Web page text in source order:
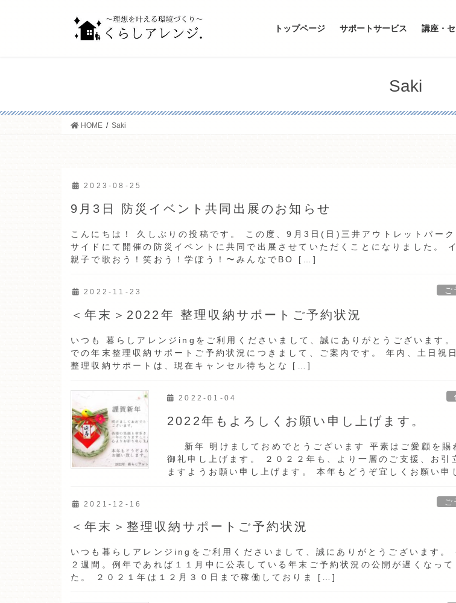
トップページ サポートサービス 講座・
Saki
HOME Saki
2023-08-25
9月3日 防災イベント共同出展のお知らせ
こんにちは！ 久しぶりの投稿です。 この度、9月3日(日)三井アウトレットパーク
サイドにて開催の防災イベントに共同で出展させていただくことになりました。
親子で歌おう！笑おう！学ぼう！〜みんなでBO […]
2022-11-23
＜年末＞2022年 整理収納サポートご予約状況
いつも 暮らしアレンジingをご利用くださいまして、誠にありがとうございます
での年末整理収納サポートご予約状況につきまして、ご案内です。 年内、土日祝
整理収納サポートは、現在キャンセル待ちとな […]
2022-01-04
2022年もよろしくお願い申し上げます。
新年 明けましておめでとうございます 平素はご愛顧を賜
御礼申し上げます。 ２０２２年も、より一層のご支援、お引
ますようお願い申し上げます。 本年もどうぞ宜しくお願い申
2021-12-16 ご
＜年末＞整理収納サポートご予約状況
いつも暮らしアレンジingをご利用くださいまして、誠にありがとうございます。
２週間。例年であれば１１月中に公表している年末ご予約状況の公開が遅くなって
た。 ２０２１年は１２月３０日まで稼働しておりま […]